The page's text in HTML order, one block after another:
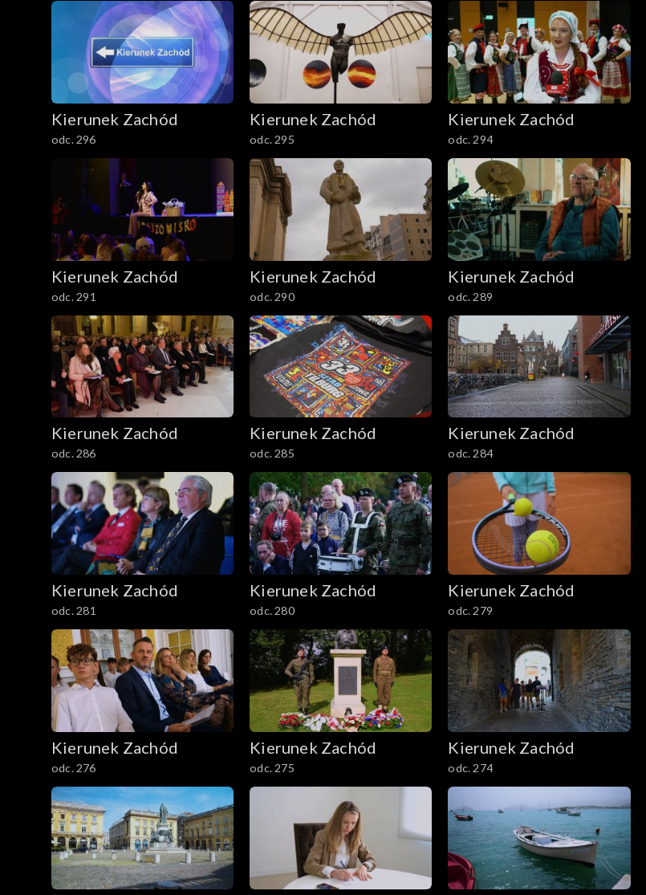
Kierunek Zachód
odc. 296
Kierunek Zachód
odc. 295
Kierunek Zachód
odc. 294
Kierunek Zachód
odc. 291
Kierunek Zachód
odc. 290
Kierunek Zachód
odc. 289
Kierunek Zachód
odc. 286
Kierunek Zachód
odc. 285
Kierunek Zachód
odc. 284
Kierunek Zachód
odc. 281
Kierunek Zachód
odc. 280
Kierunek Zachód
odc. 279
Kierunek Zachód
odc. 276
Kierunek Zachód
odc. 275
Kierunek Zachód
odc. 274